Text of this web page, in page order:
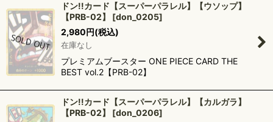
ドン!!カード【スーパーパラレル】【ウソップ】
【PRB-02】
[don_0205]
2,980円(税込)
在庫なし
プレミアムブースター ONE PIECE CARD THE
BEST vol.2【PRB-02】
ドン!!カード【スーパーパラレル】【カルガラ】
【PRB-02】
[don_0206]